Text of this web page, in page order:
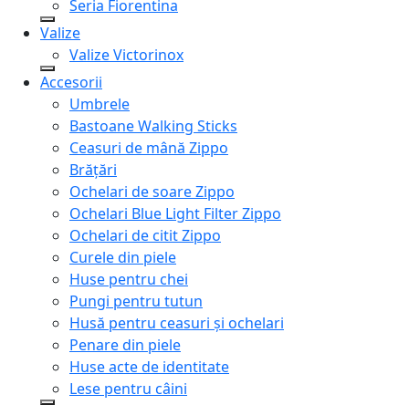
Seria Fiorentina
Valize
Valize Victorinox
Accesorii
Umbrele
Bastoane Walking Sticks
Ceasuri de mână Zippo
Brățări
Ochelari de soare Zippo
Ochelari Blue Light Filter Zippo
Ochelari de citit Zippo
Curele din piele
Huse pentru chei
Pungi pentru tutun
Husă pentru ceasuri și ochelari
Penare din piele
Huse acte de identitate
Lese pentru câini